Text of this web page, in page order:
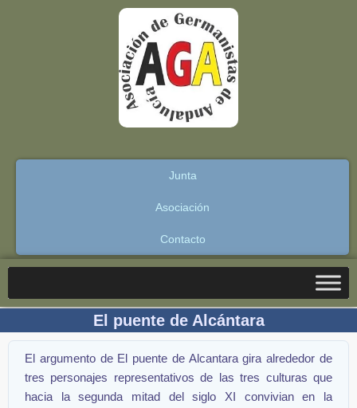
Junta
Asociación
Contacto
El puente de Alcántara
El argumento de El puente de Alcantara gira alrededor de
tres personajes representativos de las tres culturas que
hacia la segunda mitad del siglo XI convivian en la